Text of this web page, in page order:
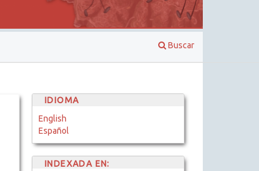
Buscar
IDIOMA
English
Español
INDEXADA EN: